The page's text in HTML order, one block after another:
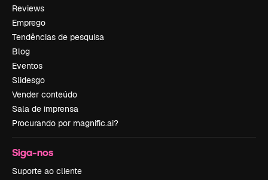
Reviews
Emprego
Tendências de pesquisa
Blog
Eventos
Slidesgo
Vender conteúdo
Sala de imprensa
Procurando por magnific.ai?
Siga-nos
Suporte ao cliente